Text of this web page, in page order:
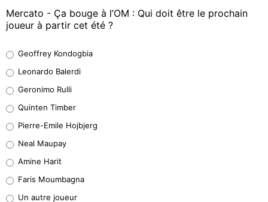
Mercato - Ça bouge à l’OM : Qui doit être le prochain
joueur à partir cet été ?
38%
32%
5%
1%
Geoffrey Kondogbia
Leonardo Balerdi
Geronimo Rulli
Quinten Timber
Pierre-Emile Hojbjerg
Neal Maupay
Amine Harit
Faris Moumbagna
Un autre joueur